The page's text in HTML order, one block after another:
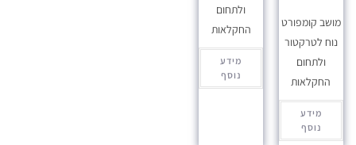
מושב קומפורט
נוח לטרקטור
ולתחום
החקלאות
מידע
נוסף
ולתחום
החקלאות
מידע
נוסף